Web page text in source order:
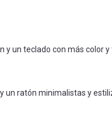
y un teclado con más color
un ratón minimalistas y